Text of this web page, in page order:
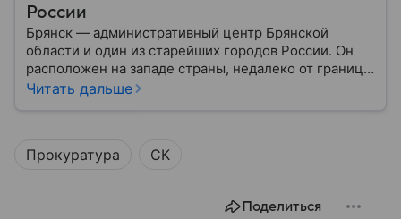
России
Брянск — административный центр Брянской
области и один из старейших городов России. Он
расположен на западе страны, недалеко от границ с
Белоруссией и Украиной, и известен своей
Читать дальше
Прокуратура СК
Поделиться